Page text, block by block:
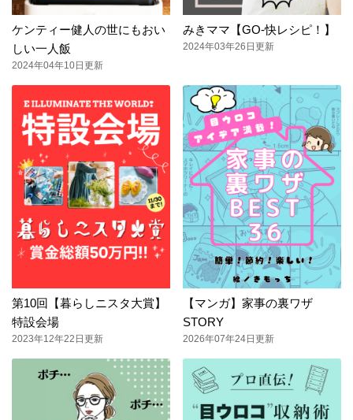
ケンティー健人の世にもおい
しい一人飯
2024年04年10日更新
みきママ【GO-快レシピ！】
2024年03年26日更新
第10回【暮らしニスタ大賞】
特設会場
2023年12年22日更新
【マンガ】家事の裏ワザ
STORY
2026年07年24日更新